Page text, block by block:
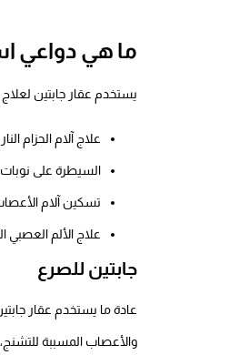
ما هي دواعي
يستخدم عقار جابتين
علاج آلام الحزام
السيطرة على
تسكين آلام
علاج الألم
جابتين للصرع
عادة ما يستخدم عقار
والأعصاب المسببة